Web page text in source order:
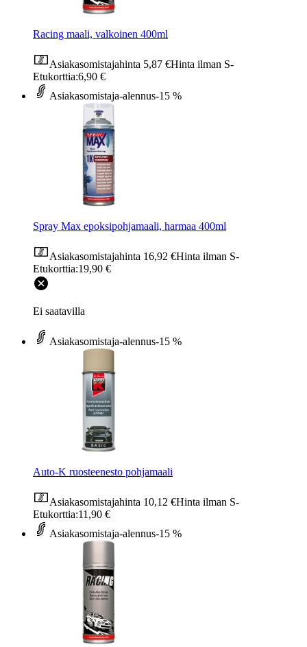
Racing maali, valkoinen 400ml
Asiakasomistajahinta 5,87 €Hinta ilman S-
Etukorttia:6,90 €
Asiakasomistaja-alennus-15 %
Spray Max epoksipohjamaali, harmaa 400ml
Asiakasomistajahinta 16,92 €Hinta ilman S-
Etukorttia:19,90 €
Ei saatavilla
Asiakasomistaja-alennus-15 %
Auto-K ruosteenesto pohjamaali
Asiakasomistajahinta 10,12 €Hinta ilman S-
Etukorttia:11,90 €
Asiakasomistaja-alennus-15 %